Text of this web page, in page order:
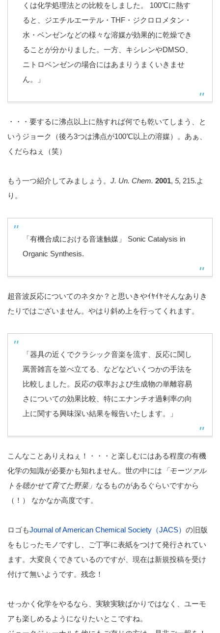
くは化学処理法との比較をしました。 100℃に熱す
ると、ジエチルエーテル・THF・ジクロロメタン・
水・ベンゼンなどの様々な溶媒が効果的に乾燥でき
ることが分かりました。一方、キシレンやDMSO、
ニトロベンゼンの場合にはあまりうまくいきませ
ん。」
・・・要するに沸点以上に熱すれば何でも乾いてしまう、と
いうジョーク（後ろ3つは沸点が100℃以上の溶媒）。あぁ、
くだらねぇ（笑）
もう一つ紹介してみましょう。 J. Un. Chem. 2001, 5, 215.よ
り。
「有機合成における音速触媒」 Sonic Catalysis in
Organic Synthesis.
超音波反応についてのネタか？と思いきやｲﾔｲﾔそんなありき
たりではございません。やはり斜め上を行ってくれます。
「器具の近くでクラシック音楽を流す、反応に関し
罵詈雑言を並べ立てる、などなどいくつかの手法を
比較しました。反応の収率および生成物の単離容易
さについての効果比較、特にエナンチオ過剰率の向
上に関する興味深い結果を報告いたします。」
こんなことありえねぇ！・・・と楽しむにはある程度の有機
化学の知識が必要かも知れません。世の中には 「モーツァル
トを聴かせて育てた野菜」 なるものがあるぐらいですから
（！） なかなか高度です。
ロゴもJournal of American Chemical Society（JACS） の旧版
をもじったモノですし、ご丁寧に表紙をつけて発行されてい
ます。大変良くできているのですが、現在は新規投稿を受け
付けて無いようです。残念！
せっかく化学をやるなら、実験実験ばかりではなく、ユーモ
アも楽しめるようになりたいとこですね。